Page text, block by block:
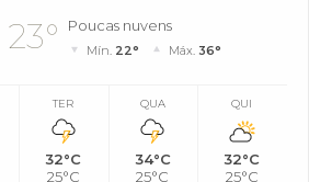
23° Poucas nuvens
Mín. 22° Máx. 36°
TER
32°C
25°C
QUA
34°C
25°C
QUI
32°C
25°C